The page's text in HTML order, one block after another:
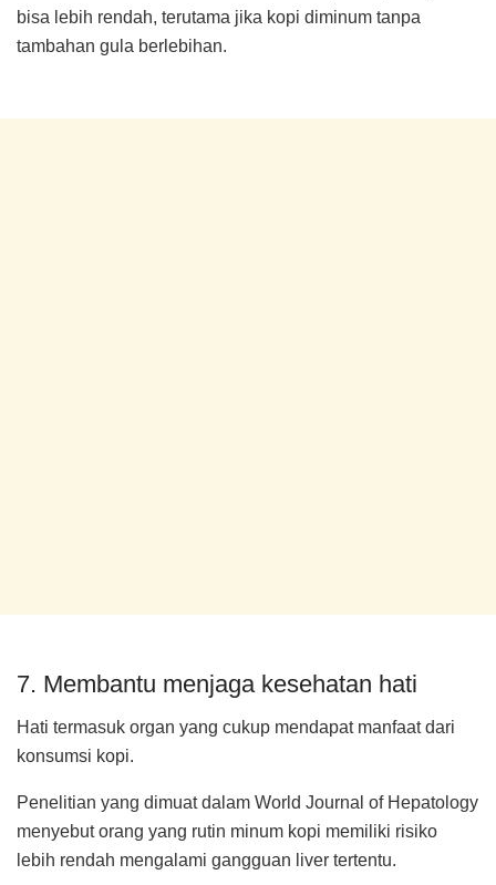
bisa lebih rendah, terutama jika kopi diminum tanpa
tambahan gula berlebihan.
7. Membantu menjaga kesehatan hati
Hati termasuk organ yang cukup mendapat manfaat dari
konsumsi kopi.
Penelitian yang dimuat dalam World Journal of Hepatology
menyebut orang yang rutin minum kopi memiliki risiko
lebih rendah mengalami gangguan liver tertentu.